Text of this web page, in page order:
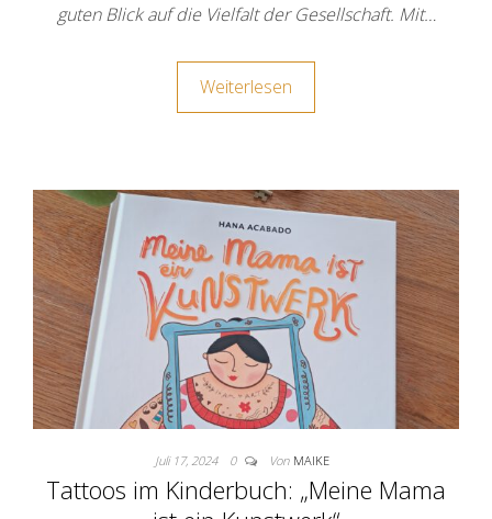
guten Blick auf die Vielfalt der Gesellschaft. Mit…
Weiterlesen
Juli 17, 2024 0 Von MAIKE
Tattoos im Kinderbuch: „Meine Mama